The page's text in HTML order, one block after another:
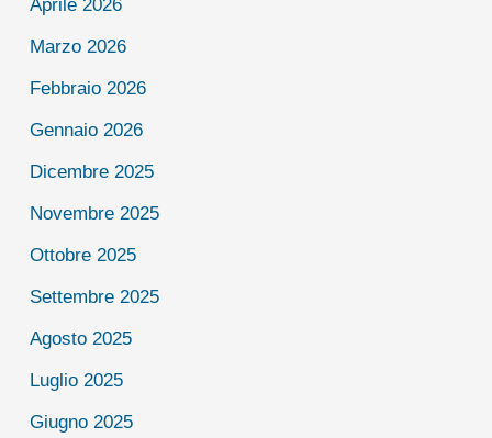
Aprile 2026
Marzo 2026
Febbraio 2026
Gennaio 2026
Dicembre 2025
Novembre 2025
Ottobre 2025
Settembre 2025
Agosto 2025
Luglio 2025
Giugno 2025